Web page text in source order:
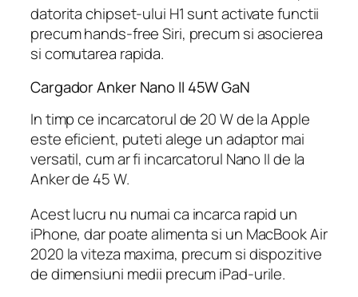
datorita chipset-ului H1 sunt activate functii
precum hands-free Siri, precum si asocierea
si comutarea rapida.
Cargador Anker Nano II 45W GaN
In timp ce incarcatorul de 20 W de la Apple
este eficient, puteti alege un adaptor mai
versatil, cum ar fi incarcatorul Nano II de la
Anker de 45 W.
Acest lucru nu numai ca incarca rapid un
iPhone, dar poate alimenta si un MacBook Air
2020 la viteza maxima, precum si dispozitive
de dimensiuni medii precum iPad-urile.